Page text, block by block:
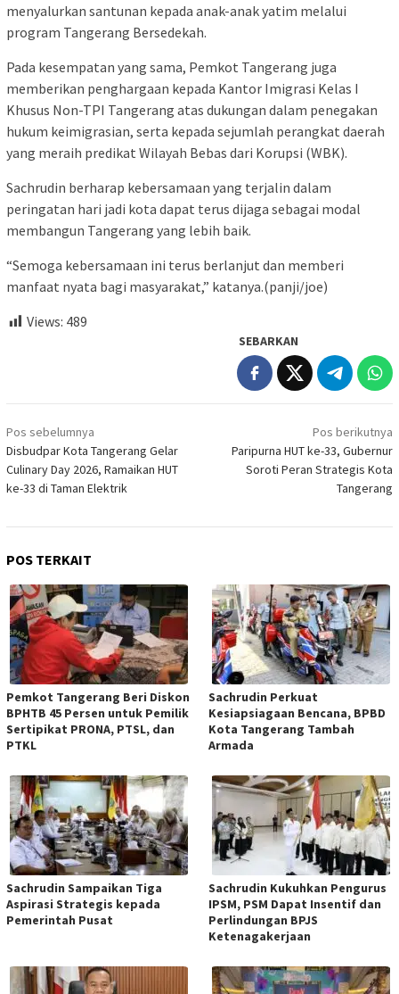
menyalurkan santunan kepada anak-anak yatim melalui
program Tangerang Bersedekah.
Pada kesempatan yang sama, Pemkot Tangerang juga
memberikan penghargaan kepada Kantor Imigrasi Kelas I
Khusus Non-TPI Tangerang atas dukungan dalam penegakan
hukum keimigrasian, serta kepada sejumlah perangkat daerah
yang meraih predikat Wilayah Bebas dari Korupsi (WBK).
Sachrudin berharap kebersamaan yang terjalin dalam
peringatan hari jadi kota dapat terus dijaga sebagai modal
membangun Tangerang yang lebih baik.
“Semoga kebersamaan ini terus berlanjut dan memberi
manfaat nyata bagi masyarakat,” katanya.(panji/joe)
Views: 489
SEBARKAN
Navigasi
pos
Pos sebelumnya
Disbudpar Kota Tangerang Gelar
Culinary Day 2026, Ramaikan HUT
ke-33 di Taman Elektrik
Pos berikutnya
Paripurna HUT ke-33, Gubernur
Soroti Peran Strategis Kota
Tangerang
POS TERKAIT
Pemkot Tangerang Beri Diskon
BPHTB 45 Persen untuk Pemilik
Sertipikat PRONA, PTSL, dan
PTKL
Sachrudin Perkuat
Kesiapsiagaan Bencana, BPBD
Kota Tangerang Tambah
Armada
Sachrudin Sampaikan Tiga
Aspirasi Strategis kepada
Pemerintah Pusat
Sachrudin Kukuhkan Pengurus
IPSM, PSM Dapat Insentif dan
Perlindungan BPJS
Ketenagakerjaan